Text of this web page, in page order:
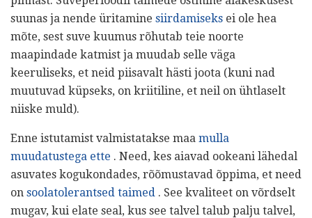
suunas ja nende üritamine siirdamiseks ei ole hea
mõte, sest suve kuumus rõhutab teie noorte
maapindade katmist ja muudab selle väga
keeruliseks, et neid piisavalt hästi joota (kuni nad
muutuvad küpseks, on kriitiline, et neil on ühtlaselt
niiske muld).
Enne istutamist valmistatakse maa mulla
muudatustega ette . Need, kes aiavad ookeani lähedal
asuvates kogukondades, rõõmustavad õppima, et need
on soolatolerantsed taimed . See kvaliteet on võrdselt
mugav, kui elate seal, kus see talvel talub palju talvel,